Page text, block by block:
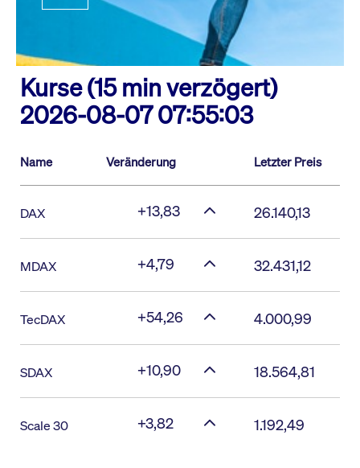
Kurse (15 min verzögert)
2026-08-07 07:55:03
Name Veränderung Letzter Preis
DAX +13,83 26.140,13
MDAX +4,79 32.431,12
TecDAX +54,26 4.000,99
SDAX +10,90 18.564,81
Scale 30 +3,82 1.192,49